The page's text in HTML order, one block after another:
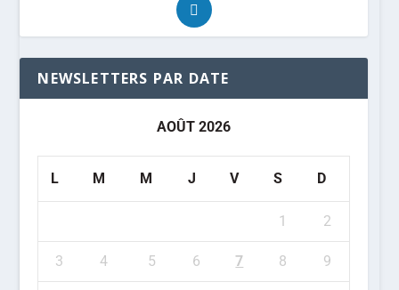
NEWSLETTERS PAR DATE
AOÛT 2026
L M M J V S D
1 2
3 4 5 6 7 8 9